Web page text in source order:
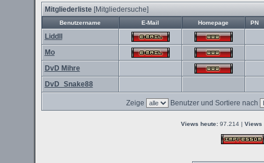
Mitgliederliste[Mitgliedersuche]
Benutzername E-Mail Homepage PN
Liddll
Mo
DvD Mihre
DvD_Snake88
Zeige Benutzer und Sortiere nach
Views heute: 97.214 | Views